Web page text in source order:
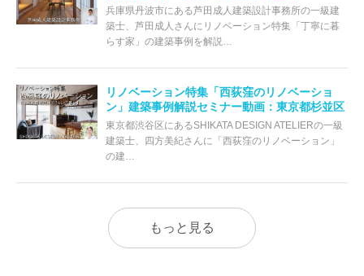
兵庫県丹波市にある芦田成人建築設計事務所の一級建
築士、芦田成人さんにリノベーション特集「丁寧に暮
らす家」の建築事例を解説…
リノベーション特集「西荻窪のリノベーショ
ン」建築事例解説セミナー動画：東京都杉並区
東京都渋谷区にあるSHIKATA DESIGN ATELIERの一級
建築士、四方美紀さんに「西荻窪のリノベーション」
の建…
もっと見る